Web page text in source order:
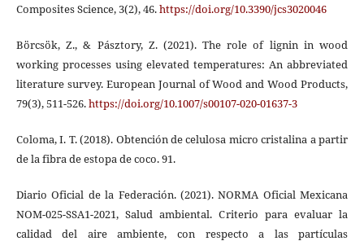
Composites Science, 3(2), 46.https://doi.org/10.3390/jcs3020046
Börcsök, Z., & Pásztory, Z. (2021). The role of lignin in wood
working processes using elevated temperatures: An abbreviated
literature survey. European Journal of Wood and Wood Products,
79(3), 511-526.https://doi.org/10.1007/s00107-020-01637-3
Coloma, I. T. (2018). Obtención de celulosa micro cristalina a partir
de la fibra de estopa de coco. 91.
Diario Oficial de la Federación. (2021). NORMA Oficial Mexicana
NOM-025-SSA1-2021, Salud ambiental. Criterio para evaluar la
calidad del aire ambiente, con respecto a las partículas